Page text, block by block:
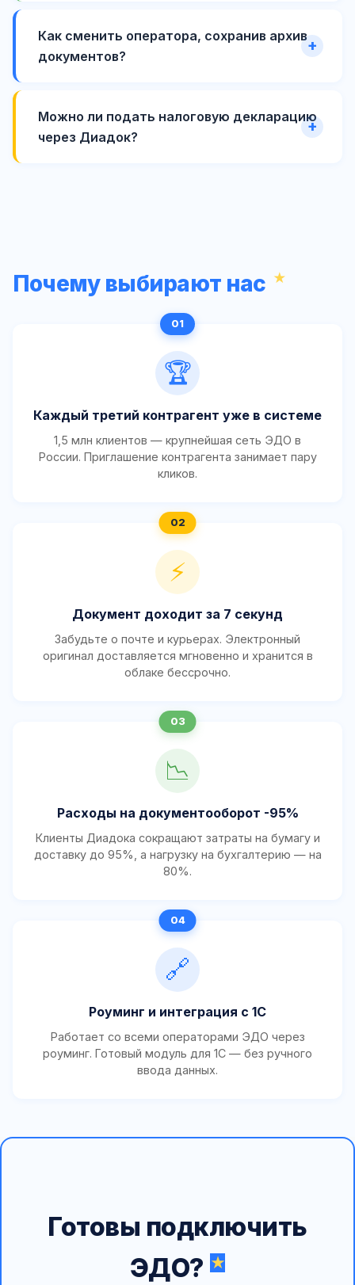
Как сменить оператора, сохранив архив
документов?
Можно ли подать налоговую декларацию
через Диадок?
Почему выбирают нас
🏆
Каждый третий контрагент уже в системе
1,5 млн клиентов — крупнейшая сеть ЭДО в
России. Приглашение контрагента занимает пару
кликов.
⚡
Документ доходит за 7 секунд
Забудьте о почте и курьерах. Электронный
оригинал доставляется мгновенно и хранится в
облаке бессрочно.
📉
Расходы на документооборот -95%
Клиенты Диадока сокращают затраты на бумагу и
доставку до 95%, а нагрузку на бухгалтерию — на
80%.
🔗
Роуминг и интеграция с 1С
Работает со всеми операторами ЭДО через
роуминг. Готовый модуль для 1С — без ручного
ввода данных.
Готовы подключить
ЭДО?